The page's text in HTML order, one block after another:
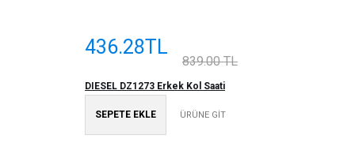
436.28TL
839.00 TL
DIESEL DZ1273 Erkek Kol Saati
SEPETE EKLE ÜRÜNE GİT